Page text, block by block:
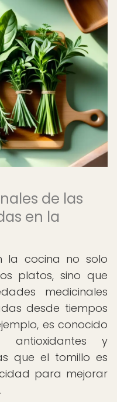
de las
en la
la cocina no solo
platos, sino que
medicinales
desde tiempos
es conocido
antioxidantes y
que el tomillo es
para mejorar